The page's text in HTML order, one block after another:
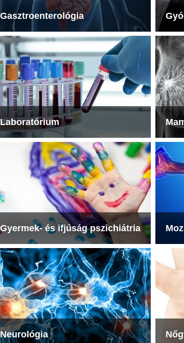
Gasztroenterológia
Laboratórium
Gyermek- és ifjúság pszichiátria
Neurológia